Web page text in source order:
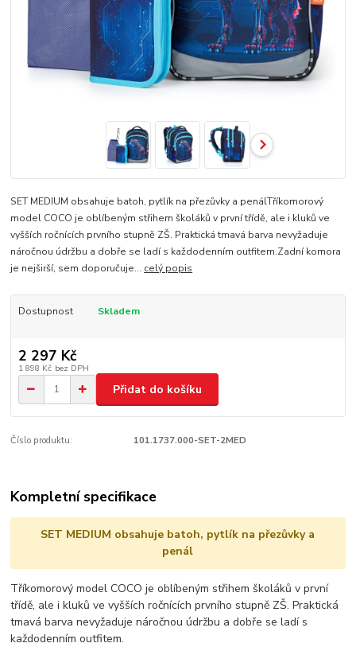
SET MEDIUM obsahuje batoh, pytlík na přezůvky a penálTříkomorový
model COCO je oblíbeným střihem školáků v první třídě, ale i kluků ve
vyšších ročnících prvního stupně ZŠ. Praktická tmavá barva nevyžaduje
náročnou údržbu a dobře se ladí s každodenním outfitem.Zadní komora
je nejširší, sem doporučuje... celý popis
Dostupnost Skladem
2 297 Kč
1 898 Kč bez DPH
Přidat do košíku
Číslo produktu: 101.1737.000-SET-2MED
Kompletní specifikace
SET MEDIUM obsahuje batoh, pytlík na přezůvky a
penál
Tříkomorový model COCO je oblíbeným střihem školáků v první
třídě, ale i kluků ve vyšších ročnících prvního stupně ZŠ. Praktická
tmavá barva nevyžaduje náročnou údržbu a dobře se ladí s
každodenním outfitem.